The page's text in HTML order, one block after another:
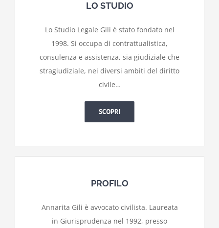
LO STUDIO
Lo Studio Legale Gili è stato fondato nel
1998. Si occupa di contrattualistica,
consulenza e assistenza, sia giudiziale che
stragiudiziale, nei diversi ambiti del diritto
civile…
SCOPRI
PROFILO
Annarita Gili è avvocato civilista. Laureata
in Giurisprudenza nel 1992, presso